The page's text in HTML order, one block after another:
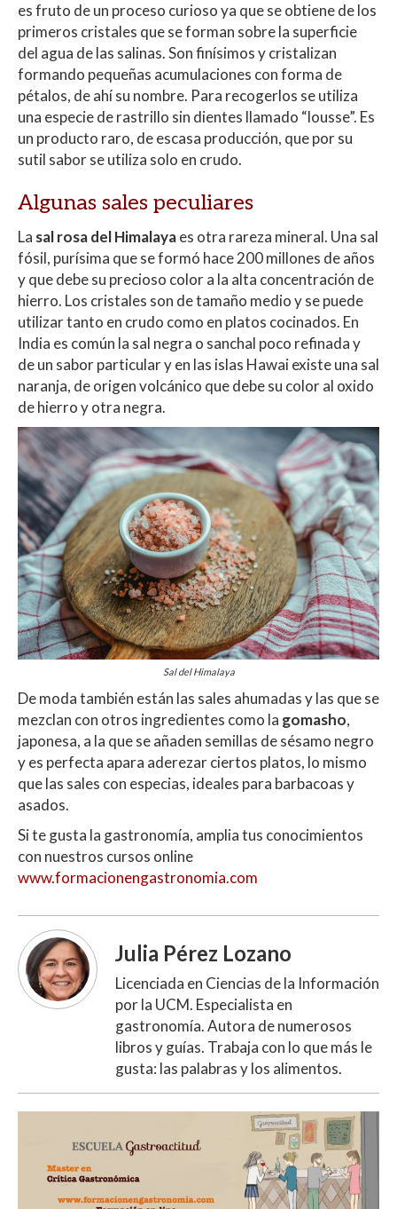
es fruto de un proceso curioso ya que se obtiene de los
primeros cristales que se forman sobre la superficie
del agua de las salinas. Son finísimos y cristalizan
formando pequeñas acumulaciones con forma de
pétalos, de ahí su nombre. Para recogerlos se utiliza
una especie de rastrillo sin dientes llamado “lousse”. Es
un producto raro, de escasa producción, que por su
sutil sabor se utiliza solo en crudo.
Algunas sales peculiares
La sal rosa del Himalayaes otra rareza mineral. Una sal
fósil, purísima que se formó hace 200 millones de años
y que debe su precioso color a la alta concentración de
hierro. Los cristales son de tamaño medio y se puede
utilizar tanto en crudo como en platos cocinados. En
India es común la sal negra o sanchal poco refinada y
de un sabor particular y en las islas Hawai existe una sal
naranja, de origen volcánico que debe su color al oxido
de hierro y otra negra.
Sal del Himalaya
De moda también están las sales ahumadas y las que se
mezclan con otros ingredientes como la gomasho,
japonesa, a la que se añaden semillas de sésamo negro
y es perfecta apara aderezar ciertos platos, lo mismo
que las sales con especias, ideales para barbacoas y
asados.
Si te gusta la gastronomía, amplia tus conocimientos
con nuestros cursos online
www.formacionengastronomia.com
Julia Pérez Lozano
Licenciada en Ciencias de la Información
por la UCM. Especialista en
gastronomía. Autora de numerosos
libros y guías. Trabaja con lo que más le
gusta: las palabras y los alimentos.